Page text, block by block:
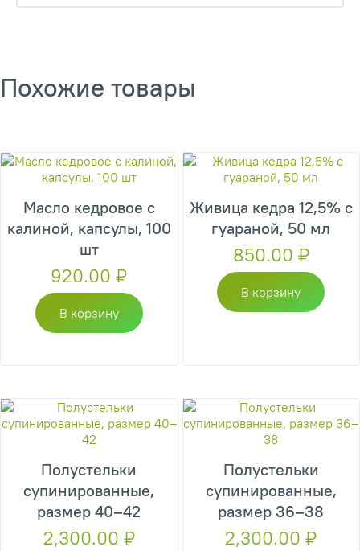
Похожие товары
Масло кедровое с
калиной, капсулы, 100
шт
920.00₽
В корзину
Живица кедра 12,5% с
гуараной, 50 мл
850.00 ₽
В корзину
Полустельки
супинированные,
размер 40–42
2,300.00 ₽
Полустельки
супинированные,
размер 36–38
2,300.00₽